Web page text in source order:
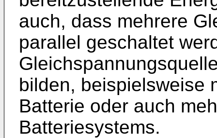
auch, dass mehrere
parallel geschaltet
bilden, beispielsweise
Batterie oder auch
Batteriesystems.